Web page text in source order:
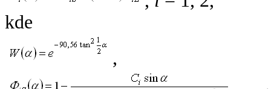
kde
,